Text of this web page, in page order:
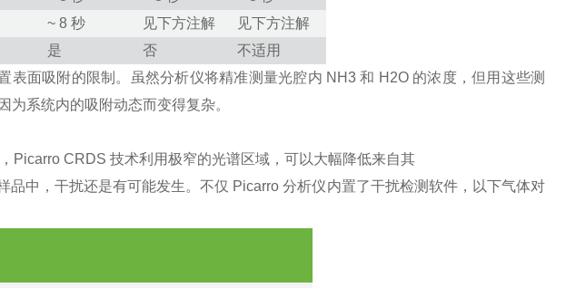
~ 8 秒 见下方注解
见下方注解
是 否
不适用
表面吸附的限制。虽然分析仪将精准测量光腔内 NH3和 H 2O 的浓度，但用这些测
为系统内的吸附动态而变得复杂。
Picarro CRDS 技术利用极窄的光谱区域，可以大幅降低来自其
品中，干扰还是有可能发生。不仅 Picarro 分析仪内置了干扰检测软件，以下气体对